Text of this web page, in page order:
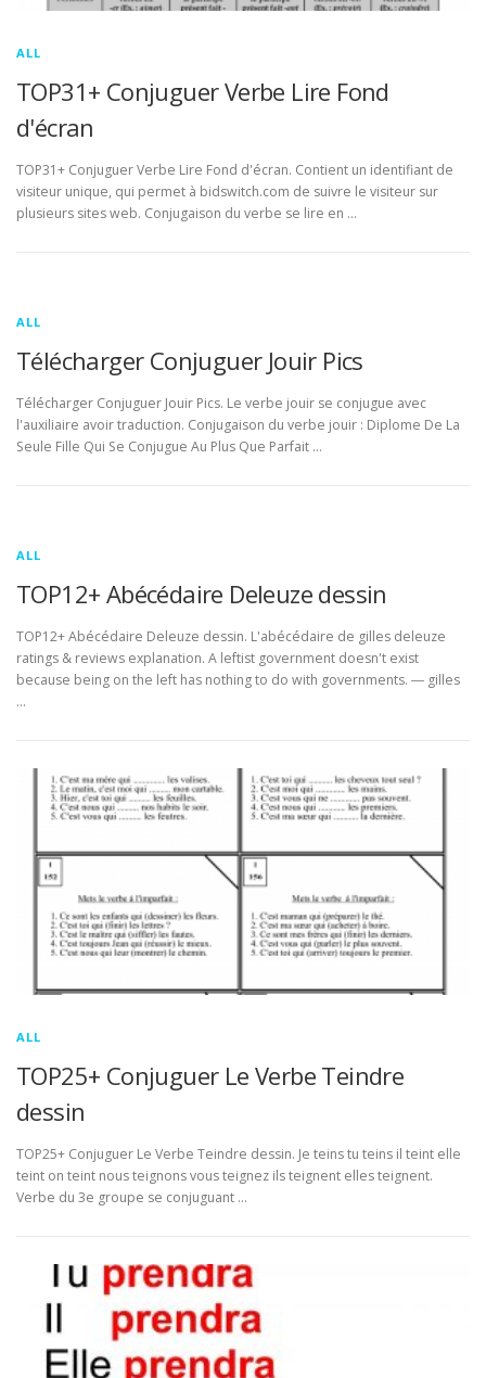
ALL
TOP31+ Conjuguer Verbe Lire Fond
d'écran
TOP31+ Conjuguer Verbe Lire Fond d'écran. Contient un identifiant de
visiteur unique, qui permet à bidswitch.com de suivre le visiteur sur
plusieurs sites web. Conjugaison du verbe se lire en …
ALL
Télécharger Conjuguer Jouir Pics
Télécharger Conjuguer Jouir Pics. Le verbe jouir se conjugue avec
l'auxiliaire avoir traduction. Conjugaison du verbe jouir : Diplome De La
Seule Fille Qui Se Conjugue Au Plus Que Parfait …
ALL
TOP12+ Abécédaire Deleuze dessin
TOP12+ Abécédaire Deleuze dessin. L'abécédaire de gilles deleuze
ratings & reviews explanation. A leftist government doesn't exist
because being on the left has nothing to do with governments. ― gilles
…
ALL
TOP25+ Conjuguer Le Verbe Teindre
dessin
TOP25+ Conjuguer Le Verbe Teindre dessin. Je teins tu teins il teint elle
teint on teint nous teignons vous teignez ils teignent elles teignent.
Verbe du 3e groupe se conjuguant …